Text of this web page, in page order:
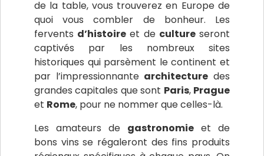
de la table, vous trouverez en Europe de
quoi vous combler de bonheur. Les
fervents d’histoire et de cultureseront
captivés par les nombreux sites
historiques qui parsèment le continent et
par l’impressionnante architecture des
grandes capitales que sont Paris, Prague
et Rome, pour ne nommer que celles-là.
Les amateurs de gastronomie et de
bons vins se régaleront des fins produits